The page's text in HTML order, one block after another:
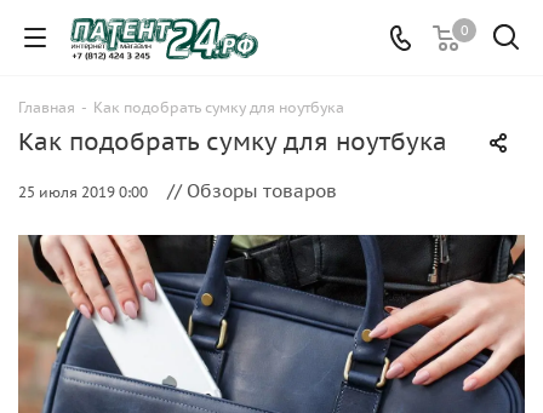
0
Главная - Как подобрать сумку для ноутбука
Как подобрать сумку для ноутбука
25 июля 2019 0:00 // Обзоры товаров